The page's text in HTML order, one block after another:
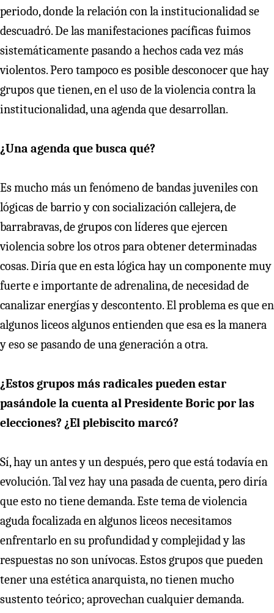
periodo, donde la relación con la institucionalidad se
descuadró. De las manifestaciones pacíficas fuimos
sistemáticamente pasando a hechos cada vez más
violentos. Pero tampoco es posible desconocer que hay
grupos que tienen, en el uso de la violencia contra la
institucionalidad, una agenda que desarrollan.
¿Una agenda que busca qué?
Es mucho más un fenómeno de bandas juveniles con
lógicas de barrio y con socialización callejera, de
barrabravas, de grupos con líderes que ejercen
violencia sobre los otros para obtener determinadas
cosas. Diría que en esta lógica hay un componente muy
fuerte e importante de adrenalina, de necesidad de
canalizar energías y descontento. El problema es que en
algunos liceos algunos entienden que esa es la manera
y eso se pasando de una generación a otra.
¿Estos grupos más radicales pueden estar
pasándole la cuenta al Presidente Boric por las
elecciones? ¿El plebiscito marcó?
Sí, hay un antes y un después, pero que está todavía en
evolución. Tal vez hay una pasada de cuenta, pero diría
que esto no tiene demanda. Este tema de violencia
aguda focalizada en algunos liceos necesitamos
enfrentarlo en su profundidad y complejidad y las
respuestas no son unívocas. Estos grupos que pueden
tener una estética anarquista, no tienen mucho
sustento teórico; aprovechan cualquier demanda.